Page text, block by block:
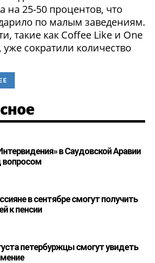
на 25-50 процентов, что
по малым заведениям.
такие как Coffee Like и One
уже сократили количество
в Саудовской Аравии
вопросом
в сентябре смогут получить
к пенсии
петербуржцы смогут увидеть